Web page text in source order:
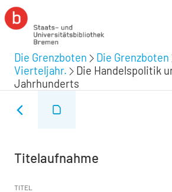
Die Grenzboten Die Grenzboten
Vierteljahr.
Die Handelspolitik
Jahrhunderts
Titelaufnahme
TITEL